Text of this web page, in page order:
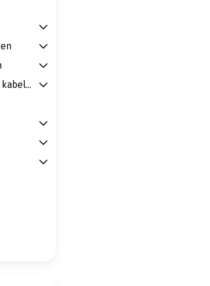
Opladers - USB kabels - omvormers